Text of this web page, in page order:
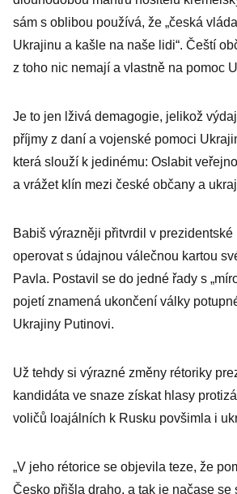
sám s oblibou používá, že „česká
Ukrajinu a kašle na naše lidi“. Čeští
z toho nic nemají a vlastně na pomoc
Je to jen lživá demagogie, jelikož
příjmy z daní a vojenské pomoci
která slouží k jedinému: Oslabit
a vrážet klín mezi české občany a
Babiš výrazněji přitvrdil v prezidentské
operovat s údajnou válečnou kartou
Pavla. Postavil se do jedné řady s
pojetí znamená ukončení války
Ukrajiny Putinovi.
Už tehdy si výrazné změny rétoriky
kandidáta ve snaze získat hlasy
voličů loajálních k Rusku povšimla i
„V jeho rétorice se objevila teze, že
Česko přišla draho, a tak je načase se